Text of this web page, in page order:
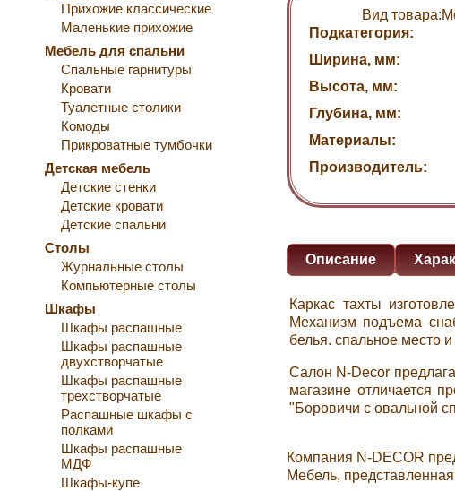
Прихожие классические
Маленькие прихожие
Мебель для спальни
Спальные гарнитуры
Кровати
Туалетные столики
Комоды
Прикроватные тумбочки
Детская мебель
Детские стенки
Детские кровати
Детские спальни
Столы
Журнальные столы
Компьютерные столы
Шкафы
Шкафы распашные
Шкафы распашные
двухстворчатые
Шкафы распашные
трехстворчатые
Распашные шкафы с
полками
Шкафы распашные
МДФ
Шкафы-купе
Вид товара:
Подкатегория:
Ширина, мм:
Высота, мм:
Глубина, мм:
Материалы:
Производитель:
Описание
Каркас тахты
Механизм подъема
белья. спальное место
Салон N-Decor
магазине отличается
"Боровичи с овальной
Компания N-DECOR
Мебель, представленная